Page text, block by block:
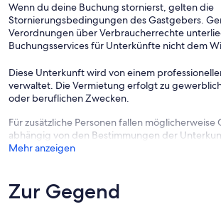
Wenn du deine Buchung stornierst, gelten die
Stornierungsbedingungen des Gastgebers.
Verordnungen über Verbraucherrechte
Buchungsservices für Unterkünfte nicht dem
Diese Unterkunft wird von einem
verwaltet. Die Vermietung erfolgt zu
oder beruflichen Zwecken.
Für zusätzliche Personen fallen möglicherweise
abhängig von den Bestimmungen der
Mehr anzeigen
Zur Gegend